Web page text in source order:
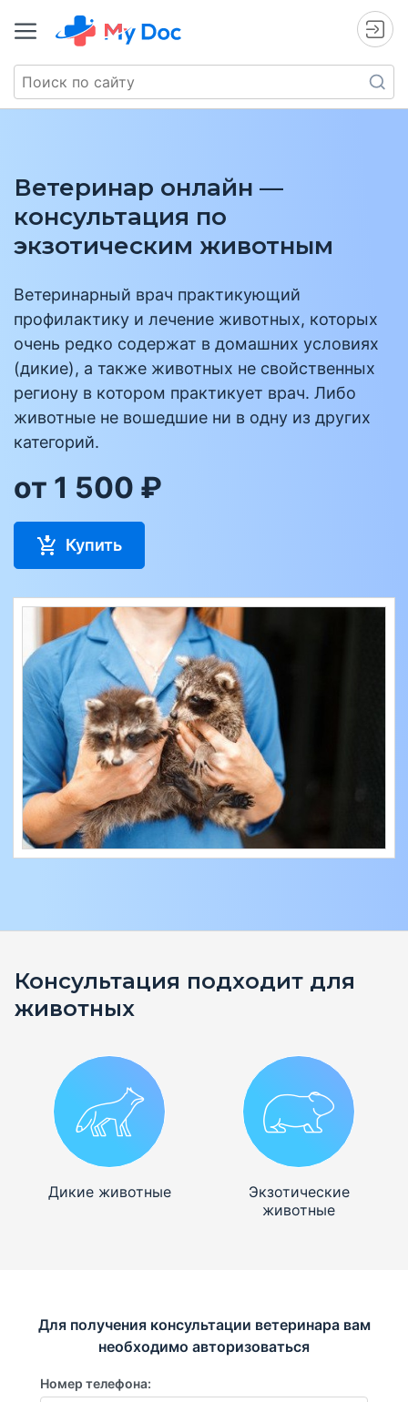
Ветеринар онлайн —
консультация по
экзотическим животным
Ветеринарный врач практикующий
профилактику и лечение животных, которых
очень редко содержат в домашних условиях
(дикие), а также животных не свойственных
региону в котором практикует врач. Либо
животные не вошедшие ни в одну из других
категорий.
от 1 500 ₽
Купить
Консультация подходит для
животных
Дикие животные
Экзотические
животные
Для получения консультации ветеринара вам
необходимо авторизоваться
Номер телефона: